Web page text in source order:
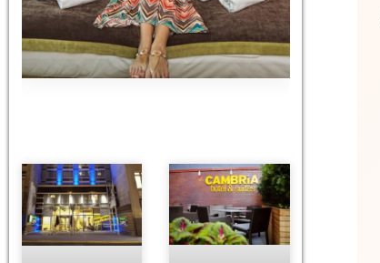
מציאת מלון
מומלץ?
לחצו